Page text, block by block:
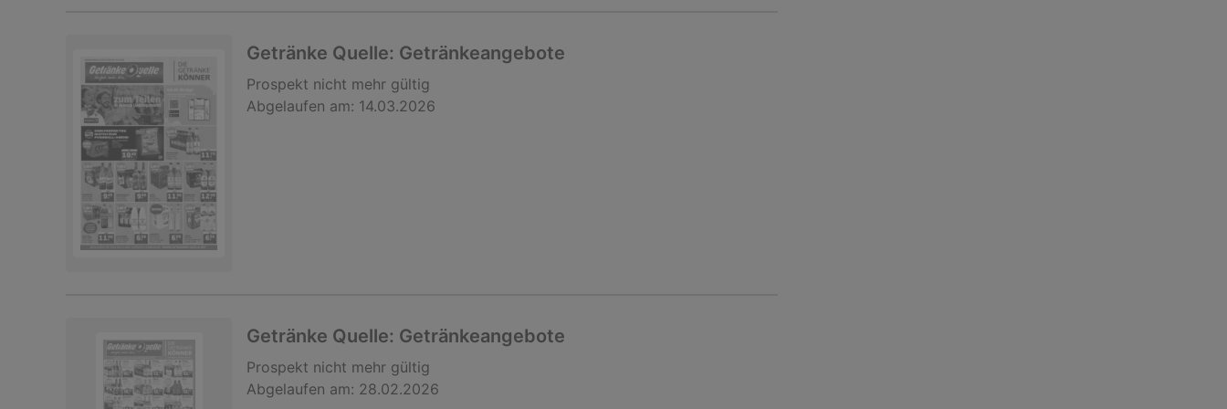
Getränke Quelle: Getränkeangebote
Prospekt nicht mehr gültig
Abgelaufen am: 14.03.2026
Getränke Quelle: Getränkeangebote
Prospekt nicht mehr gültig
Abgelaufen am: 28.02.2026